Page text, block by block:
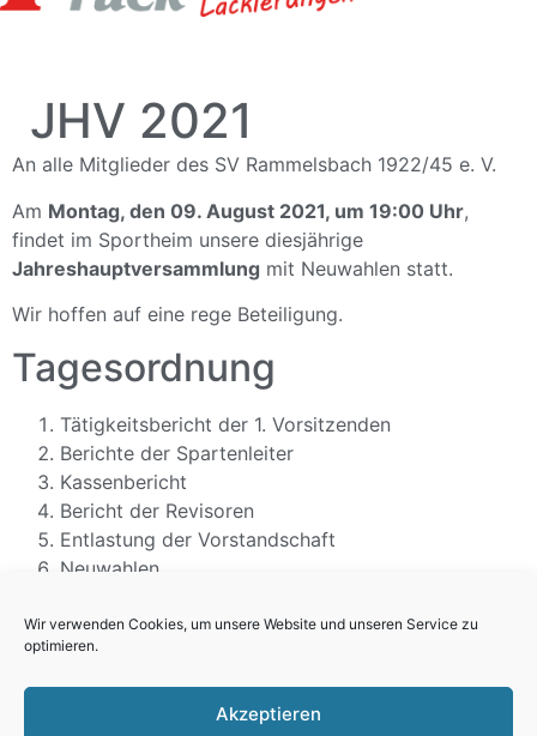
Wir verwenden Cookies, um unsere Website und unseren Service zu
optimieren.
Akzeptieren
JHV 2021
An alle Mitglieder des SV Rammelsbach 1922/45 e. V.
Am Montag, den 09. August 2021, um 19:00 Uhr,
findet im Sportheim unsere diesjährige
Jahreshauptversammlung mit Neuwahlen statt.
Wir hoffen auf eine rege Beteiligung.
Tagesordnung
Tätigkeitsbericht der 1. Vorsitzenden
Berichte der Spartenleiter
Kassenbericht
Bericht der Revisoren
Entlastung der Vorstandschaft
Neuwahlen
Hierzu ergeht an alle Mitglieder recht herzliche
Einladung.